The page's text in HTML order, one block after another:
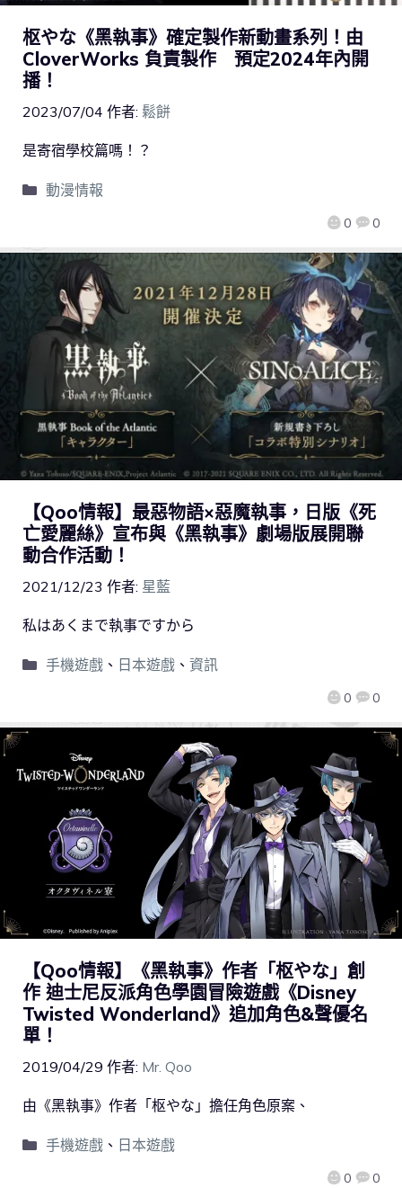
枢やな《黑執事》確定製作新動畫系列！由
CloverWorks 負責製作 預定2024年內開
播！
2023/07/04 作者: 鬆餅
0 0
是寄宿學校篇嗎！？
動漫情報
【Qoo情報】最惡物語×惡魔執事，日版《死
亡愛麗絲》宣布與《黑執事》劇場版展開聯
動合作活動！
2021/12/23 作者: 星藍
0 0
私はあくまで執事ですから
手機遊戲、 日本遊戲、 資訊
【Qoo情報】《黑執事》作者「枢やな」創
作 迪士尼反派角色學園冒險遊戲《Disney
Twisted Wonderland》追加角色&聲優名
單！
2019/04/29 作者: Mr. Qoo
0 0
由《黑執事》作者「枢やな」擔任角色原案、
手機遊戲、 日本遊戲